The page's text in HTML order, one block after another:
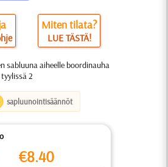
Miten tilata?
LUE TÄSTÄ!
sabluuna aiheelle boordinauha
2
sapluunointisäännöt
€8.40